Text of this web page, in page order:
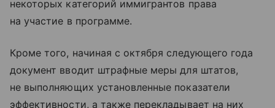
некоторых категорий иммигрантов права
на участие в программе.
Кроме того, начиная с октября следующего года
документ вводит штрафные меры для штатов,
не выполняющих установленные показатели
эффективности, а также перекладывает на них